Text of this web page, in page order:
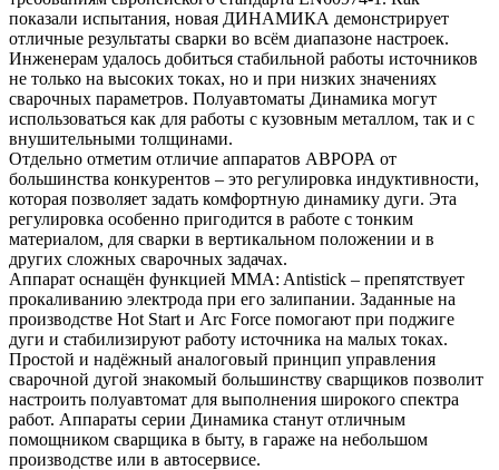
показали испытания, новая ДИНАМИКА демонстрирует
отличные результаты сварки во всём диапазоне настроек.
Инженерам удалось добиться стабильной работы источников
не только на высоких токах, но и при низких значениях
сварочных параметров. Полуавтоматы Динамика могут
использоваться как для работы с кузовным металлом, так и с
внушительными толщинами.
Отдельно отметим отличие аппаратов АВРОРА от
большинства конкурентов – это регулировка индуктивности,
которая позволяет задать комфортную динамику дуги. Эта
регулировка особенно пригодится в работе с тонким
материалом, для сварки в вертикальном положении и в
других сложных сварочных задачах.
Аппарат оснащён функцией MMA: Antistick – препятствует
прокаливанию электрода при его залипании. Заданные на
производстве Hot Start и Arc Force помогают при поджиге
дуги и стабилизируют работу источника на малых токах.
Простой и надёжный аналоговый принцип управления
сварочной дугой знакомый большинству сварщиков позволит
настроить полуавтомат для выполнения широкого спектра
работ. Аппараты серии Динамика станут отличным
помощником сварщика в быту, в гараже на небольшом
производстве или в автосервисе.